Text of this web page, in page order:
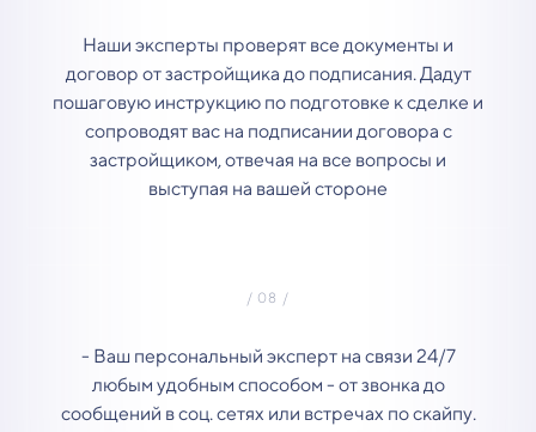
Наши эксперты проверят все документы и
договор от застройщика до подписания. Дадут
пошаговую инструкцию по подготовке к сделке и
сопроводят вас на подписании договора с
застройщиком, отвечая на все вопросы и
выступая на вашей стороне
- Ваш персональный эксперт на связи 24/7
любым удобным способом - от звонка до
сообщений в соц. сетях или встречах по скайпу.